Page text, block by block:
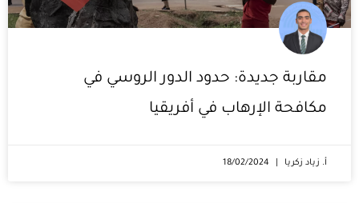
مقاربة جديدة: حدود الدور الروسي في
مكافحة الإرهاب في أفريقيا
أ. زياد زكريا